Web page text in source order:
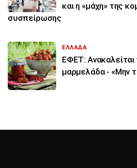
και η «μάχη» της
συσπείρωσης
ΕΛΛΑΔΑ
ΕΦΕΤ:
μαρμελάδα - «Μην